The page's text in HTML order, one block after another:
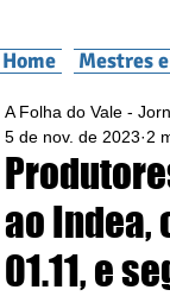
Home Mestres
ao Indea,
01.11, e
A Folha do Vale -
5 de nov. de 2023 2